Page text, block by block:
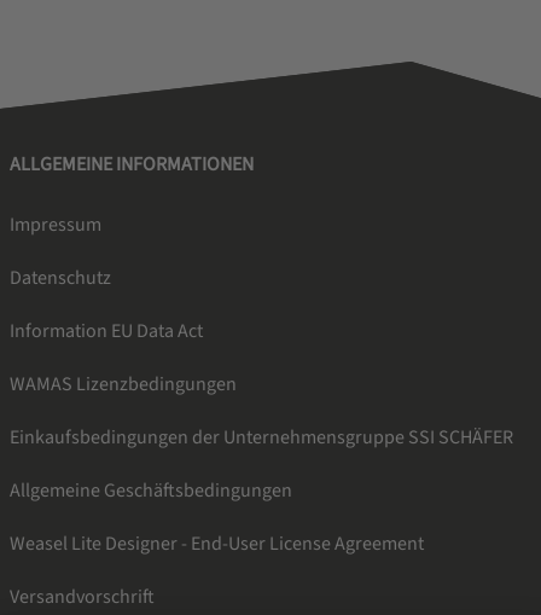
ALLGEMEINE INFORMATIONEN
Impressum
Datenschutz
Information EU Data Act
WAMAS Lizenzbedingungen
Einkaufsbedingungen der Unternehmensgruppe SSI SCHÄFER
Allgemeine Geschäftsbedingungen
Weasel Lite Designer - End-User License Agreement
Versandvorschrift